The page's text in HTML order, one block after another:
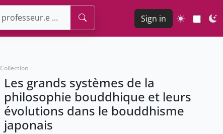
Sign in
Collection
Les grands systèmes de la
philosophie bouddhique et leurs
évolutions dans le bouddhisme
japonais